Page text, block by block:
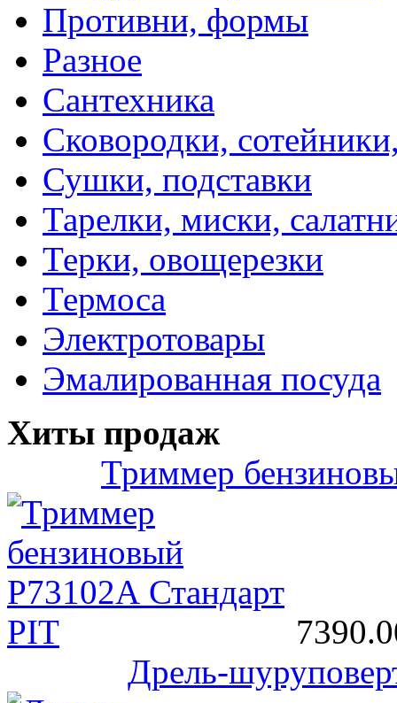
Противни, формы
Разное
Сантехника
Сковородки,
Сушки, подставки
Тарелки, миски,
Терки, овощерезки
Термоса
Электротовары
Эмалированная посуда
Хиты продаж
Триммер
Дрель-